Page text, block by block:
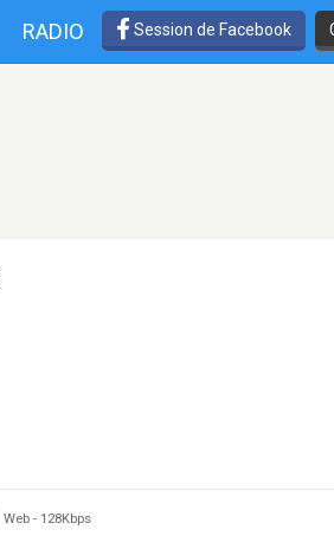
RADIO Session de Facebook
Web - 128Kbps